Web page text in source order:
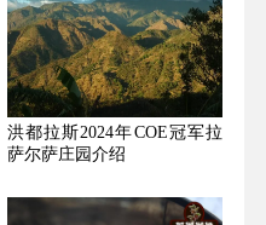
洪都拉斯2024年COE冠军拉
萨尔萨庄园介绍